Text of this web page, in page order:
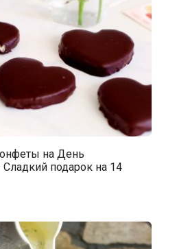
на День
подарок на 14